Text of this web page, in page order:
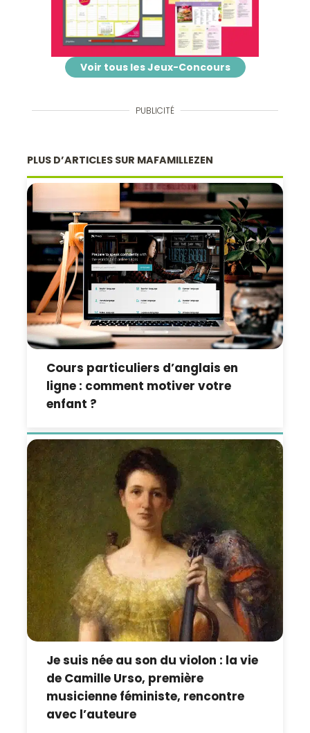
Voir tous les Jeux-Concours
PUBLICITÉ
PLUS D’ARTICLES SUR MAFAMILLEZEN
Cours particuliers d’anglais en
ligne : comment motiver votre
enfant ?
Je suis née au son du violon : la vie
de Camille Urso, première
musicienne féministe, rencontre
avec l’auteure